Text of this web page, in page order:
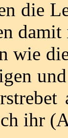
die
wie
ihr